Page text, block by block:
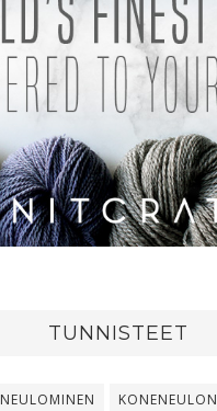
TUNNISTEET
NEULOMINEN